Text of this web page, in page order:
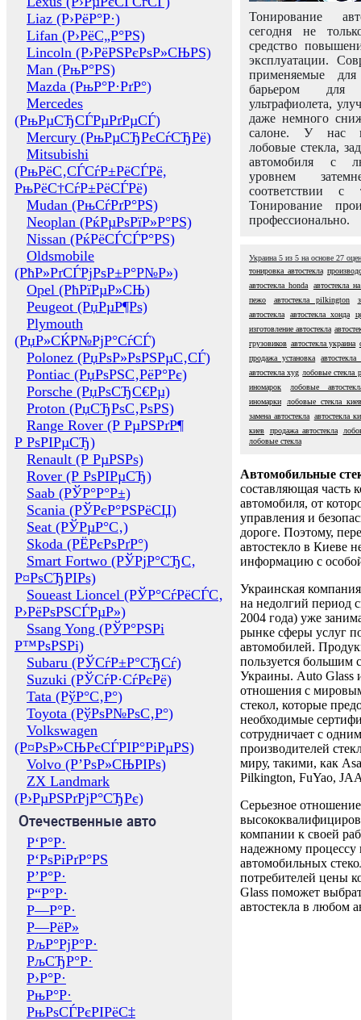
Liaz (Р›РёР°Р·)
Lifan (Р›РёС„Р°РЅ)
Lincoln (Р›РёРЅРєРѕР»СЊРЅ)
Man (РњР°РЅ)
Mazda (РњР°Р·РґР°)
Mercedes
(РњРµСЂСЃРµРґРµСЃ)
Mercury (РњРµСЂРєСѓСЂРё)
Mitsubishi
(РњРёС‚СЃСѓР±РёСЃРё,
РњРёС†СѓР±РёСЃРё)
Mudan (РњСѓРґР°РЅ)
Neoplan (РќРµРѕРїР»Р°РЅ)
Nissan (РќРёСЃСЃР°РЅ)
Oldsmobile
(РћР»РґСЃРјРѕР±Р°Р№Р»)
Opel (РћРїРµР»СЊ)
Peugeot (РџРµР¶Рѕ)
Plymouth
(РџР»СЌР№РјР°СѓСЃ)
Polonez (РџРѕР»РѕРЅРµС‚СЃ)
Pontiac (РџРѕРЅС‚РёР°Рє)
Porsche (РџРѕСЂС€Рµ)
Proton (РџСЂРѕС‚РѕРЅ)
Range Rover (Р РµРЅРґР¶
Р РѕРІРµСЂ)
Renault (Р РµРЅРѕ)
Rover (Р РѕРІРµСЂ)
Saab (РЎР°Р°Р±)
Scania (РЎРєР°РЅРёСЏ)
Seat (РЎРµР°С‚)
Skoda (РЁРєРѕРґР°)
Smart Fortwo (РЎРјР°СЂС‚
Р¤РѕСЂРІРѕ)
Soueast Lioncel (РЎР°СѓРёСЃС‚
Р›РёРѕРЅСЃРµР»)
Ssang Yong (РЎР°РЅРі
Р™РѕРЅРі)
Subaru (РЎСѓР±Р°СЂСѓ)
Suzuki (РЎСѓР·СѓРєРё)
Tata (РўР°С‚Р°)
Toyota (РўРѕР№РѕС‚Р°)
Volkswagen
(Р¤РѕР»СЊРєСЃРІР°РіРµРЅ)
Volvo (Р’РѕР»СЊРІРѕ)
ZX Landmark
(Р›РµРЅРґРјР°СЂРє)
Отечественные авто
Р‘Р°Р·
Р‘РѕРіРґР°РЅ
Р’Р°Р·
Р“Р°Р·
Р—Р°Р·
Р—РёР»
РљР°РјР°Р·
РљСЂР°Р·
Р›Р°Р·
РњР°Р·
РњРѕСЃРєРІРёС‡
Тонирование
сегодня не
средство
эксплуатации.
применяемые
барьером для
ультрафиолета,
даже немного
салоне. У нас
лобовые стекла,
автомобиля с
уровнем
соответствии с
Тонирование
профессионально.
Украина 5 из 5 на основе 27
тонировка автостекла
автостекла honda
автостекла
пежо
автостекла pilkington
автостекла
автостекла хонда
изготовление автостекла
грузовиков автостекла украина
продажа установка
автостекла xyg лобовые стекла
иномарок
лобовые
иномарки
лобовые стекла киев
замена автостекла автостекла
киев
продажа автостекла
лобовые стекла
Автомобильные
составляющая часть
автомобиля, от
управления и
дороге. Поэтому,
автостекло в Киеве
информацию с
Украинская
на недолгий период
2004 года) уже
рынке сферы услуг
автомобилей.
пользуется большим
Украины. Auto Glass
отношения с
стекол, которые
необходимые
сотрудничает с
производителей
миру, такими, как
Pilkington, FuYao,
Серьезное отношение
компании к своей
надежному процессу
автомобильных
потребителей цены
Glass поможет
автостекла в любом